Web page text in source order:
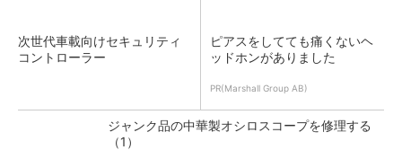
次世代車載向けセキュリティ
コントローラー
ピアスをしてても痛くないヘ
ッドホンがありました
PR(Marshall Group AB)
ジャンク品の中華製オシロスコープを修理する
（1）